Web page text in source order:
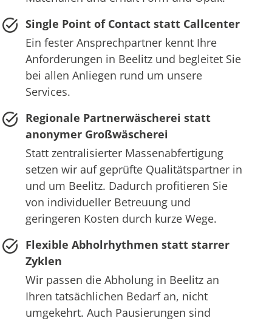
Single Point of Contact statt Callcenter
Ein fester Ansprechpartner kennt Ihre
Anforderungen in Beelitz und begleitet Sie
bei allen Anliegen rund um unsere
Services.
Regionale Partnerwäscherei statt
anonymer Großwäscherei
Statt zentralisierter Massenabfertigung
setzen wir auf geprüfte Qualitätspartner in
und um Beelitz. Dadurch profitieren Sie
von individueller Betreuung und
geringeren Kosten durch kurze Wege.
Flexible Abholrhythmen statt starrer
Zyklen
Wir passen die Abholung in Beelitz an
Ihren tatsächlichen Bedarf an, nicht
umgekehrt. Auch Pausierungen sind